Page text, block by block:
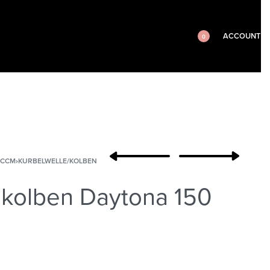
0 ACCOUNT
›KURBELWELLE/KOLBEN
Daytona 150